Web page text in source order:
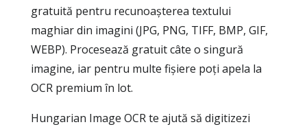
gratuită pentru recunoașterea textului
maghiar din imagini (JPG, PNG, TIFF, BMP, GIF,
WEBP). Procesează gratuit câte o singură
imagine, iar pentru multe fișiere poți apela la
OCR premium în lot.
Hungarian Image OCR te ajută să digitizezi